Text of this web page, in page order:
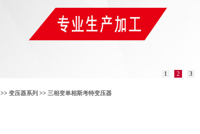
1 2 3
>> 变压器系列 >> 三相变单相斯考特变压器